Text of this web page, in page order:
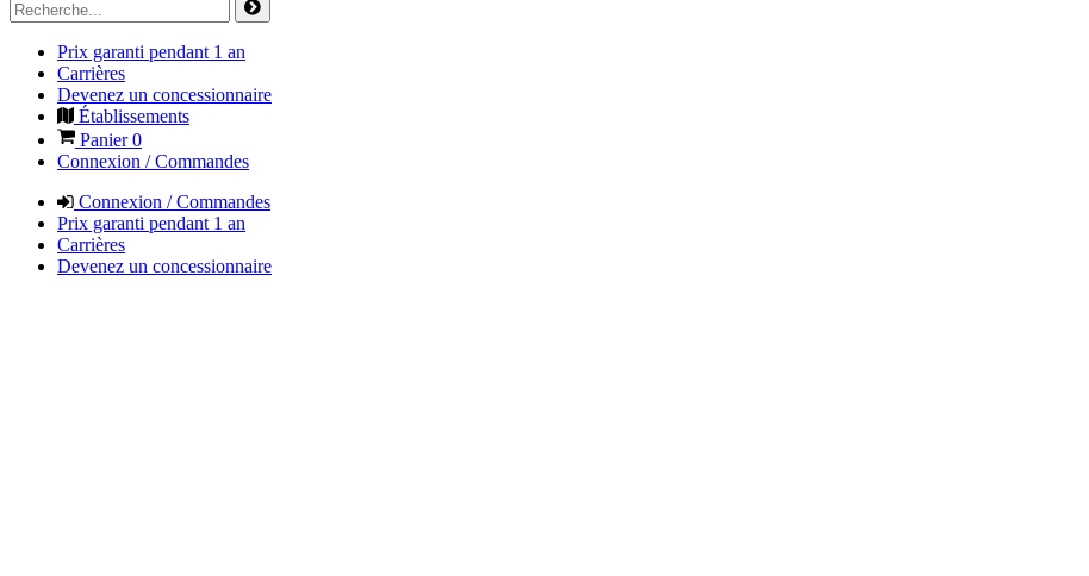
Prix garanti pendant 1 an
Carrières
Devenez un concessionnaire
Établissements
Panier0
Connexion / Commandes
Connexion / Commandes
Prix garanti pendant 1 an
Carrières
Devenez un concessionnaire